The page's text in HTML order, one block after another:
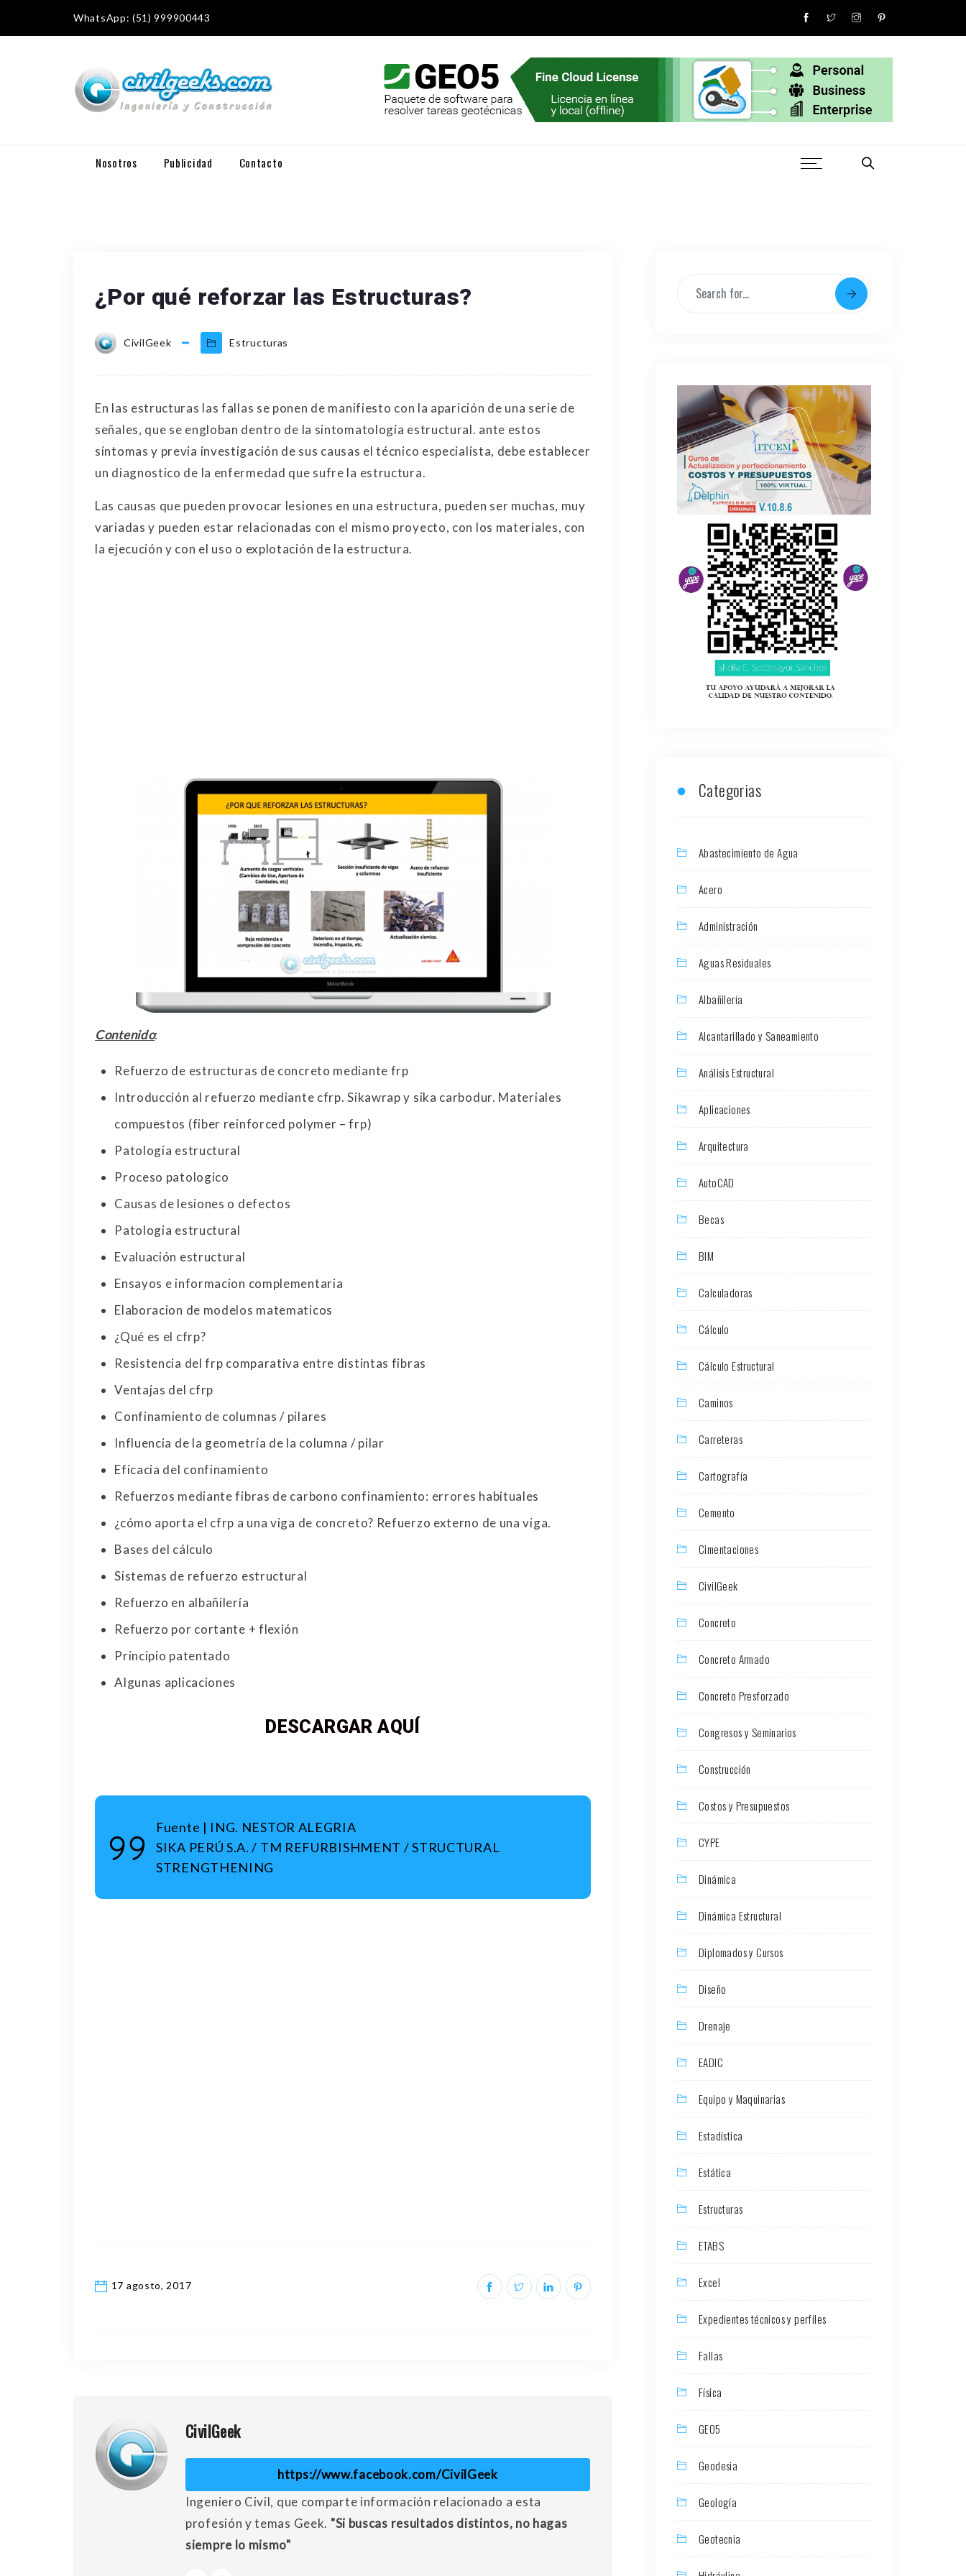
WhatsApp: (51) 999900443
Nosotros Publicidad Contacto
¿Por qué reforzar las Estructuras?
CivilGeek Estructuras
En las estructuras las fallas se ponen de manifiesto con la aparición de una serie de
señales, que se engloban dentro de la sintomatología estructural. ante estos
síntomas y previa investigación de sus causas el técnico especialista, debe establecer
un diagnostico de la enfermedad que sufre la estructura.
Las causas que pueden provocar lesiones en una estructura, pueden ser muchas, muy
variadas y pueden estar relacionadas con el mismo proyecto, con los materiales, con
la ejecución y con el uso o explotación de la estructura.
Contenido:
Refuerzo de estructuras de concreto mediante frp
Introducción al refuerzo mediante cfrp. Sikawrap y sika carbodur. Materiales
compuestos (fiber reinforced polymer – frp)
Patologia estructural
Proceso patologico
Causas de lesiones o defectos
Patologia estructural
Evaluación estructural
Ensayos e informacion complementaria
Elaboracion de modelos matematicos
¿Qué es el cfrp?
Resistencia del frp comparativa entre distintas fibras
Ventajas del cfrp
Confinamiento de columnas / pilares
Influencia de la geometría de la columna / pilar
Eficacia del confinamiento
Refuerzos mediante fibras de carbono confinamiento: errores habituales
¿cómo aporta el cfrp a una viga de concreto? Refuerzo externo de una viga.
Bases del cálculo
Sistemas de refuerzo estructural
Refuerzo en albañilería
Refuerzo por cortante + flexión
Principio patentado
Algunas aplicaciones
DESCARGAR AQUÍ
Fuente | ING. NESTOR ALEGRIA
SIKA PERÚ S.A. / TM REFURBISHMENT / STRUCTURAL
STRENGTHENING
17 agosto, 2017
CivilGeek
https://www.facebook.com/CivilGeek
Ingeniero Civil, que comparte información relacionado a esta
profesión y temas Geek. "Si buscas resultados distintos, no hagas
siempre lo mismo"
Categorias
Abastecimiento de Agua
Acero
Administración
Aguas Residuales
Albañilería
Alcantarillado y Saneamiento
Análisis Estructural
Aplicaciones
Arquitectura
AutoCAD
Becas
BIM
Calculadoras
Cálculo
Cálculo Estructural
Caminos
Carreteras
Cartografía
Cemento
Cimentaciones
CivilGeek
Concreto
Concreto Armado
Concreto Presforzado
Congresos y Seminarios
Construcción
Costos y Presupuestos
CYPE
Dinámica
Dinámica Estructural
Diplomados y Cursos
Diseño
Drenaje
EADIC
Equipo y Maquinarias
Estadística
Estática
Estructuras
ETABS
Excel
Expedientes técnicos y perfiles
Fallas
Física
GEO5
Geodesia
Geología
Geotecnia